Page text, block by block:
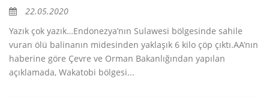
22.05.2020
Yazık çok yazık…Endonezya’nın Sulawesi bölgesinde sahile
vuran ölü balinanın midesinden yaklaşık 6 kilo çöp çıktı.AA’nın
haberine göre Çevre ve Orman Bakanlığından yapılan
açıklamada, Wakatobi bölgesi...